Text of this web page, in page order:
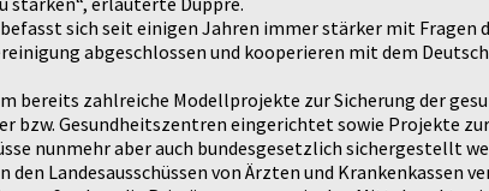
sich seit einigen Jahren immer stärker mit
abgeschlossen und kooperieren mit dem
bereits zahlreiche Modellprojekte zur Sicherung der
bzw. Gesundheitszentren eingerichtet sowie Projekte
nunmehr aber auch bundesgesetzlich sichergestellt
den Landesausschüssen von Ärzten und Krankenkassen